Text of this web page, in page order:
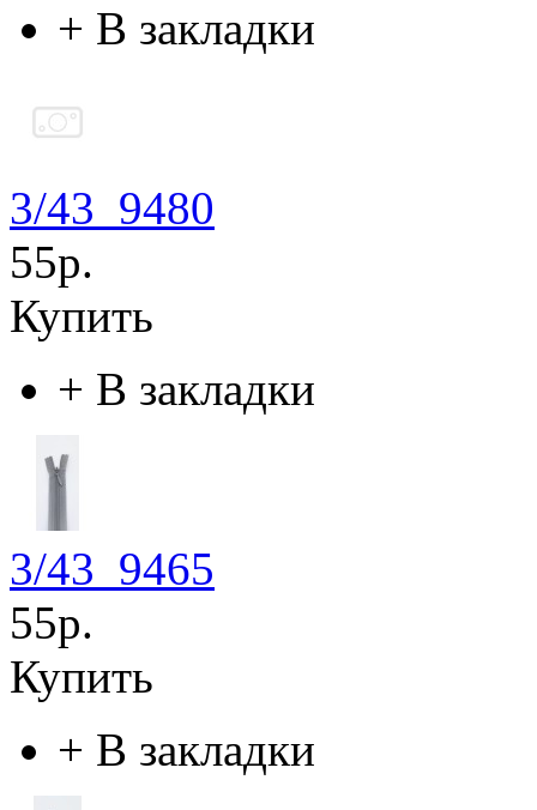
+ В закладки
3/43_9480
55р.
Купить
+ В закладки
3/43_9465
55р.
Купить
+ В закладки